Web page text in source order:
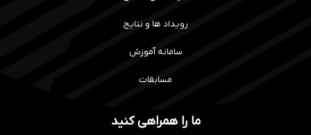
رویداد ها و نتایج
سامانه آموزش
مسابقات
ما را همراهی کنید